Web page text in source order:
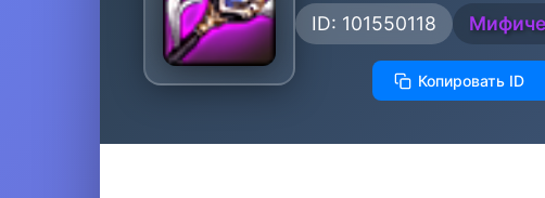
ID: 101550118
Копировать ID